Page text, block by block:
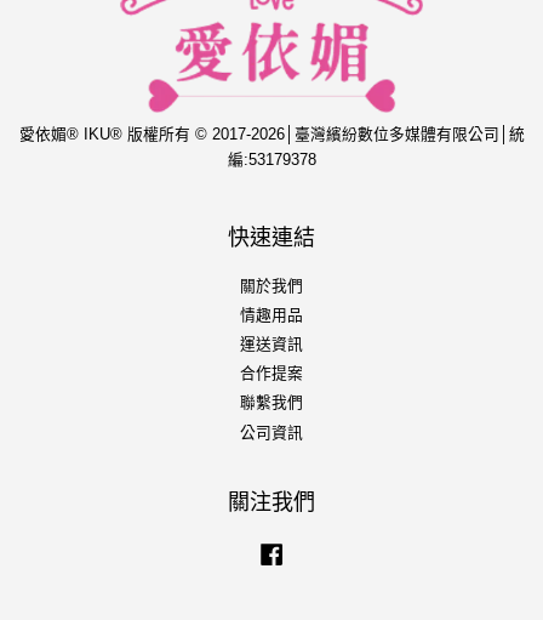
愛依媚® IKU® 版權所有 © 2017-2026│臺灣繽紛數位多媒體有限公司│統
編:53179378
快速連結
關於我們
情趣用品
運送資訊
合作提案
聯繫我們
公司資訊
關注我們